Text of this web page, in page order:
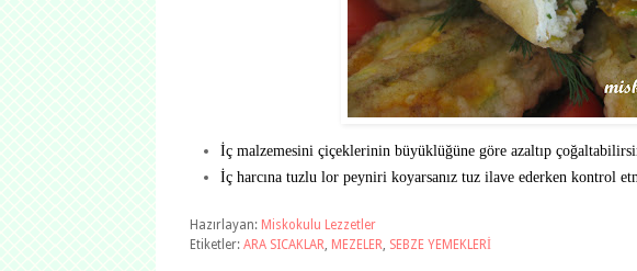
İç malzemesini çiçeklerinin büyüklüğüne göre azaltıp
İç harcına tuzlu lor peyniri koyarsanız tuz ilave ederken kontrol
Hazırlayan: Miskokulu Lezzetler
Etiketler: ARA SICAKLAR, MEZELER, SEBZE YEMEKLERİ